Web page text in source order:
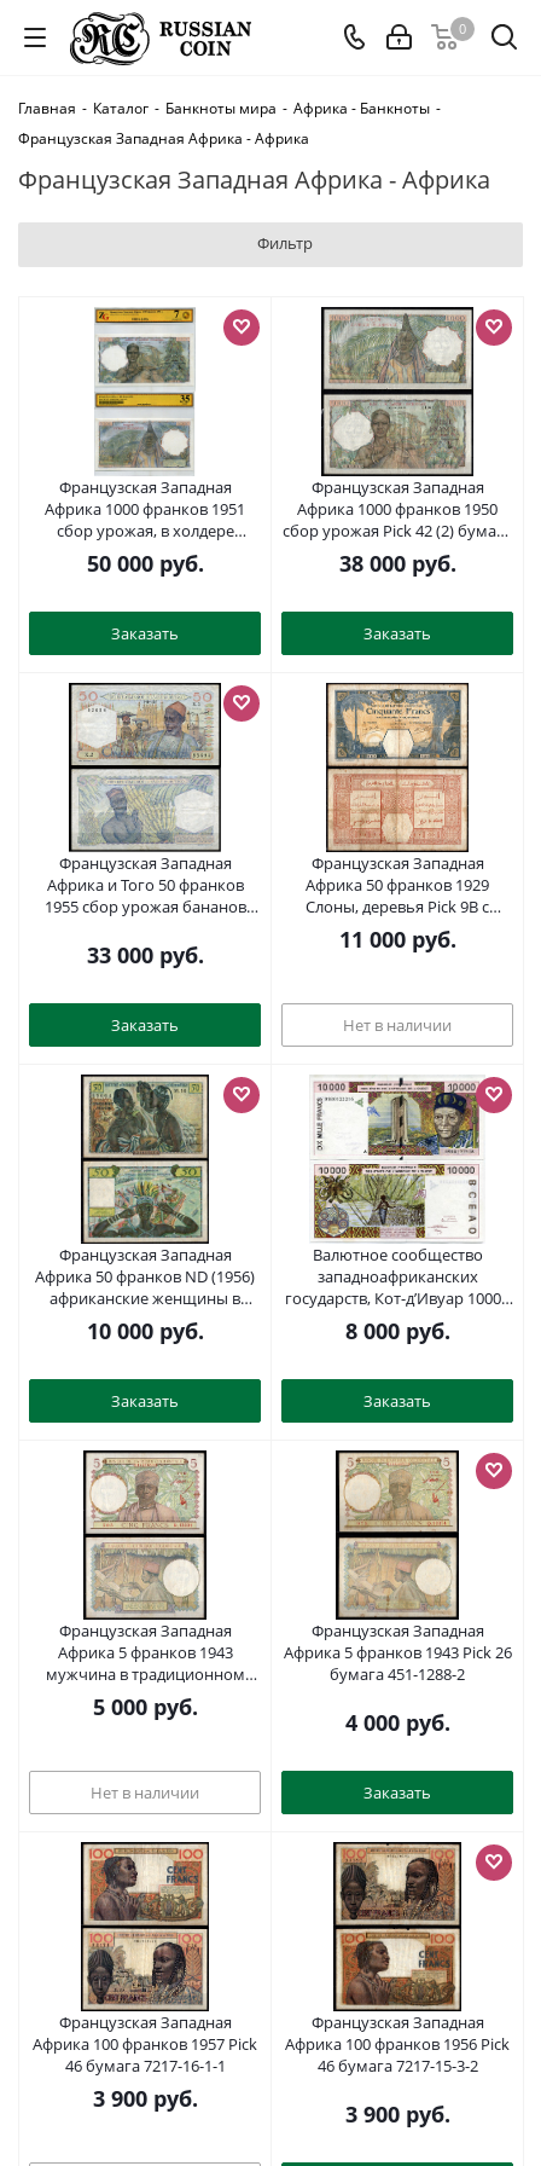
0
Главная - Каталог - Банкноты мира - Африка - Банкноты -
Французская Западная Африка - Африка
Французская Западная Африка - Африка
Фильтр
Французская Западная
Африка 1000 франков 1951
сбор урожая, в холдере
компании ZG. Сохранность - 7
Pick 42 бумага 452-1-62
50 000руб.
Заказать
Французская Западная
Африка 1000 франков 1950
сбор урожая Pick 42 (2) бумага
451-1321-2
38 000руб.
Заказать
Французская Западная
Африка и Того 50 франков
1955 сбор урожая бананов
33 000руб.
Заказать
Французская Западная
Африка 50 франков 1929
Слоны, деревья Pick 9B c
бумага 451-1321-1
11 000руб.
Нет в наличии
Французская Западная
Африка 50 франков ND (1956)
африканские женщины в
традиционных нарядах Pick 45
бумага 451-1122-2
10 000руб.
Заказать
Валютное сообщество
западноафриканских
государств, Кот-д’Ивуар 10000
франков 1998 А, здание
центрального банка BCEAO в
виноградном мосту, подписи
Ide Gnandou и Charles Konan
Banny Pick 114Ag бумага UNC
(пресс) 451-168-1
8 000руб.
Заказать
Французская Западная
Африка 5 франков 1943
мужчина в традиционном
наряде и станок для шелка
Pick 26 бумага 00-00
5 000руб.
Нет в наличии
Французская Западная
Африка 5 франков 1943 Pick 26
бумага 451-1288-2
4 000руб.
Заказать
Французская Западная
Африка 100 франков 1957 Pick
46 бумага 7217-16-1-1
3 900руб.
Французская Западная
Африка 100 франков 1956 Pick
46 бумага 7217-15-3-2
3 900руб.